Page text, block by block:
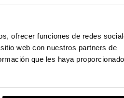
ofrecer funciones de redes
web con nuestros partners de
que les haya